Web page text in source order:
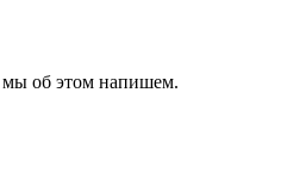
мы об этом напишем.